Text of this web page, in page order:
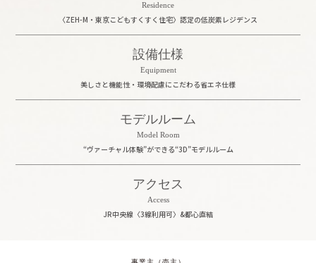
Residence
〈ZEH-M・東京こどもすくすく住宅〉 認定の低炭素レジデンス
設備仕様
Equipment
美しさと機能性・環境配慮にこだわる省エネ仕様
モデルルーム
Model Room
“ヴァーチャル体験”ができる“3D”モデルルーム
アクセス
Access
JR中央線〈3線利用可〉&都心直結